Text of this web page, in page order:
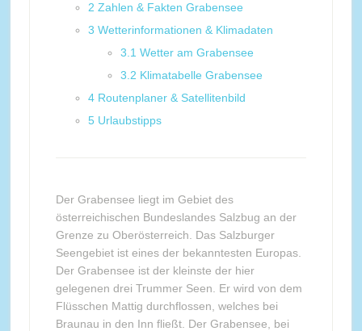
2 Zahlen & Fakten Grabensee
3 Wetterinformationen & Klimadaten
3.1 Wetter am Grabensee
3.2 Klimatabelle Grabensee
4 Routenplaner & Satellitenbild
5 Urlaubstipps
Der Grabensee liegt im Gebiet des
österreichischen Bundeslandes Salzbug an der
Grenze zu Oberösterreich. Das Salzburger
Seengebiet ist eines der bekanntesten Europas.
Der Grabensee ist der kleinste der hier
gelegenen drei Trummer Seen. Er wird von dem
Flüsschen Mattig durchflossen, welches bei
Braunau in den Inn fließt. Der Grabensee, bei